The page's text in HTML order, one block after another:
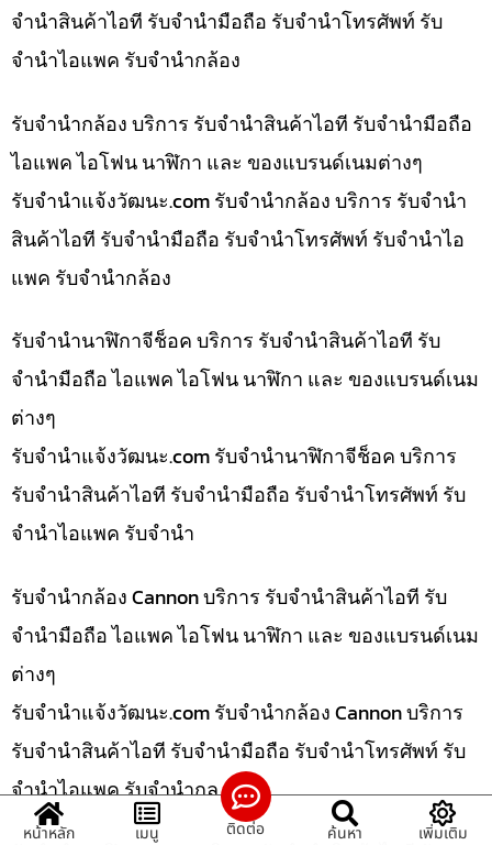
จำนำสินค้าไอที รับจำนำมือถือ รับจำนำโทรศัพท์ รับ
จำนำไอแพค รับจำนำกล้อง
รับจำนำกล้อง บริการ รับจำนำสินค้าไอที รับจำนำมือถือ
ไอแพค ไอโฟน นาฬิกา และ ของแบรนด์เนมต่างๆ
รับจํานําแจ้งวัฒนะ.com รับจำนำกล้อง บริการ รับจำนำ
สินค้าไอที รับจำนำมือถือ รับจำนำโทรศัพท์ รับจำนำไอ
แพค รับจำนำกล้อง
รับจำนำนาฬิกาจีช็อค บริการ รับจำนำสินค้าไอที รับ
จำนำมือถือ ไอแพค ไอโฟน นาฬิกา และ ของแบรนด์เนม
ต่างๆ
รับจํานําแจ้งวัฒนะ.com รับจำนำนาฬิกาจีช็อค บริการ
รับจำนำสินค้าไอที รับจำนำมือถือ รับจำนำโทรศัพท์ รับ
จำนำไอแพค รับจำนำ
รับจำนำกล้อง Cannon บริการ รับจำนำสินค้าไอที รับ
จำนำมือถือ ไอแพค ไอโฟน นาฬิกา และ ของแบรนด์เนม
ต่างๆ
รับจํานําแจ้งวัฒนะ.com รับจำนำกล้อง Cannon บริการ
รับจำนำสินค้าไอที รับจำนำมือถือ รับจำนำโทรศัพท์ รับ
จำนำไอแพค รับจำนำกล
หน้าหลัก เมนู ติดต่อ ค้นหา เพิ่มเติม